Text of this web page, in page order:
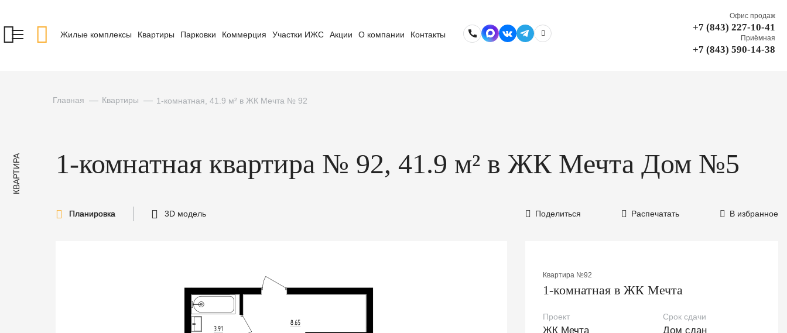
Жилые комплексы Квартиры Парковки Коммерция Участки ИЖС Акции О компании Контакты
Офис продаж
+7 (843) 227-10-41
Приёмная
+7 (843) 590-14-38
Главная Квартиры 1-комнатная, 41.9 м² в ЖК Мечта № 92
КВАРТИРА 1-комнатная квартира № 92, 41.9 м² в ЖК Мечта Дом №5
Планировка 3D модель Поделиться Распечатать В избранное
Квартира №92
1-комнатная в ЖК Мечта
Проект
ЖК Мечта
Срок сдачи
Дом сдан